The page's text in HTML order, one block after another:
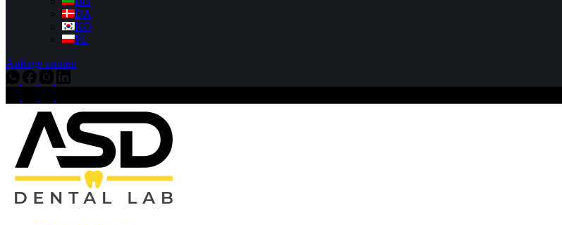
DA
KO
PL
Anfrage senden